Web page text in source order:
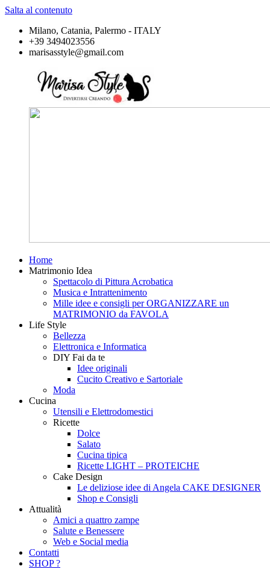
Salta al contenuto
Milano, Catania, Palermo - ITALY
+39 3494023556
marisasstyle@gmail.com
Marisa
Divertirsi
Home
Matrimonio Idea
Spettacolo di Pittura Acrobatica
Musica e Intrattenimento
Mille idee e consigli per ORGANIZZARE un
MATRIMONIO da FAVOLA
Life Style
Bellezza
Elettronica e Informatica
DIY Fai da te
Idee originali
Cucito Creativo e Sartoriale
Moda
Cucina
Utensili e Elettrodomestici
Ricette
Dolce
Salato
Cucina tipica
Ricette LIGHT – PROTEICHE
Cake Design
Le deliziose idee di Angela CAKE DESIGNER
Shop e Consigli
Attualità
Amici a quattro zampe
Salute e Benessere
Web e Social media
Contatti
SHOP ?